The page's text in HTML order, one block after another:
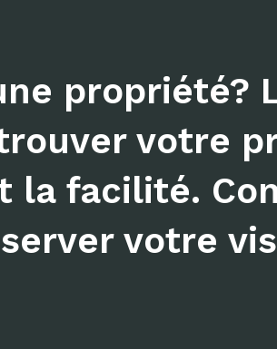
propriété?
votre
la facilité.
votre